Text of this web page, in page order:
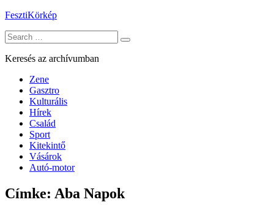
Skip
content
FesztiKörkép
Search
for:
Keresés az archívumban
Zene
Gasztro
Kulturális
Hírek
Család
Sport
Kitekintő
Vásárok
Autó-motor
Címke: Aba Napok